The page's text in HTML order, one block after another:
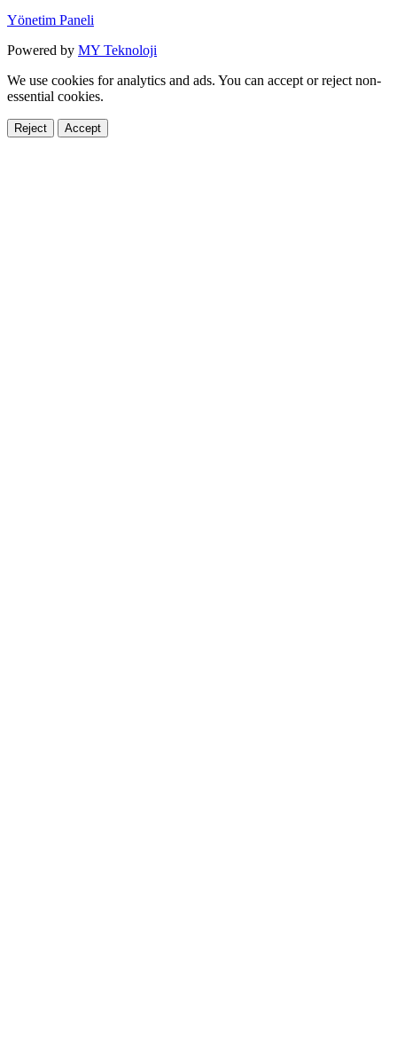
Yönetim Paneli
Powered by MY Teknoloji
We use cookies for analytics and ads. You can accept or reject non-
essential cookies.
Reject Accept